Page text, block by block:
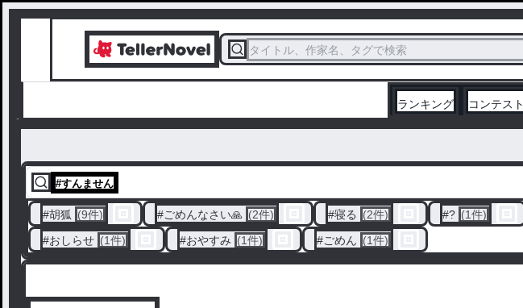
タイトル、作家名、タグで検索
ランキング コンテスト
#すんません
#胡狐 (9件) #ごめんなさい🙏 (2件) #寝る (2件) #? (1件)
#おしらせ (1件) #おやすみ (1件) #ごめん (1件)